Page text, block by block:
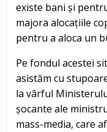
existe bani și
majora alocațiile
pentru a aloca un
Pe fondul acestei
asistăm cu
la vârful
șocante ale
mass-media, care